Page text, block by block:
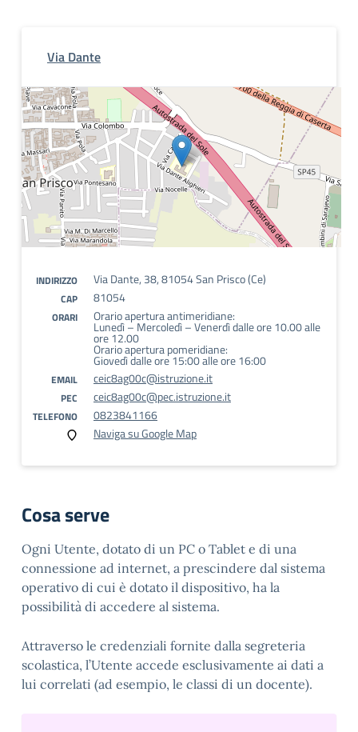
Via Dante
INDIRIZZO Via Dante, 38, 81054 San Prisco (Ce)
CAP 81054
ORARI Orario apertura antimeridiane:
Lunedì – Mercoledì – Venerdì dalle ore 10.00 alle
ore 12.00
Orario apertura pomeridiane:
Giovedì dalle ore 15:00 alle ore 16:00
EMAIL ceic8ag00c@istruzione.it
PEC ceic8ag00c@pec.istruzione.it
TELEFONO
0823841166
Naviga su Google Map
Cosa serve
Ogni Utente, dotato di un PC o Tablet e di una
connessione ad internet, a prescindere dal sistema
operativo di cui è dotato il dispositivo, ha la
possibilità di accedere al sistema.
Attraverso le credenziali fornite dalla segreteria
scolastica, l’Utente accede esclusivamente ai dati a
lui correlati (ad esempio, le classi di un docente).